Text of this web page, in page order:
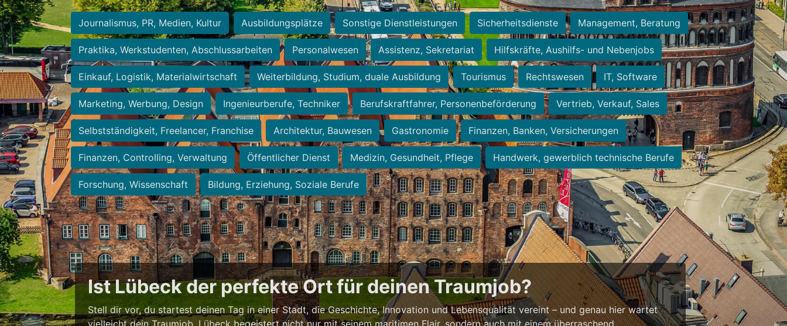
Journalismus, PR, Medien, Kultur Ausbildungsplätze Sonstige Dienstleistungen Sicherheitsdienste Management, Beratung
Praktika, Werkstudenten, Abschlussarbeiten Personalwesen Assistenz, Sekretariat Hilfskräfte, Aushilfs- und Nebenjobs
Einkauf, Logistik, Materialwirtschaft Weiterbildung, Studium, duale Ausbildung Tourismus Rechtswesen IT, Software
Marketing, Werbung, Design Ingenieurberufe, Techniker Berufskraftfahrer, Personenbeförderung Vertrieb, Verkauf, Sales
Selbstständigkeit, Freelancer, Franchise Architektur, Bauwesen Gastronomie Finanzen, Banken, Versicherungen
Finanzen, Controlling, Verwaltung Öffentlicher Dienst Medizin, Gesundheit, Pflege Handwerk, gewerblich technische Berufe
Forschung, Wissenschaft Bildung, Erziehung, Soziale Berufe
Ist Lübeck der perfekte Ort für deinen Traumjob?
Stell dir vor, du startest deinen Tag in einer Stadt, die Geschichte, Innovation und Lebensqualität vereint – und genau hier wartet